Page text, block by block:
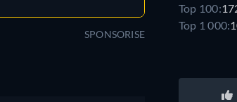
SPONSORISE
Top 100:
Top 1 000: